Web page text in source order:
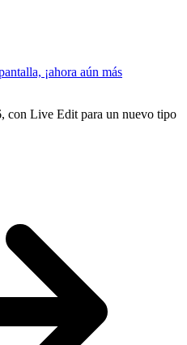
¡ahora aún más
con Live Edit para un nuevo tipo